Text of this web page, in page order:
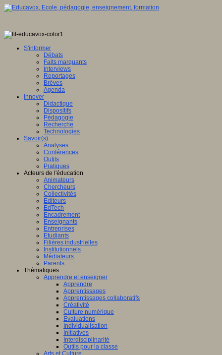
S'informer
Débats
Faits marquants
Interviews
Reportages
Brèves
Agenda
Innover
Didactique
Dispositifs
Pédagogie
Recherche
Technologies
Savoir(s)
Analyses
Conférences
Outils
Pratiques
Acteurs de l'éducation
Animateurs
Chercheurs
Collectivités
Editeurs
EdTech
Encadrement
Enseignants
Entreprises
Etudiants
Filières industrielles
Institutionnels
Médiateurs
Parents
Thématiques
Apprendre et enseigner
Apprendre
Apprentissages
Apprentissages collaboratifs
Créativité
Culture numérique
Evaluations
Individualisation
Initiatives
Interdisciplinarité
Outils pour la classe
Arts et Culture